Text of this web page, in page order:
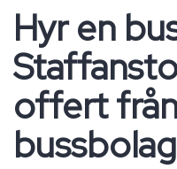
Hyr en
offert
bussbolag